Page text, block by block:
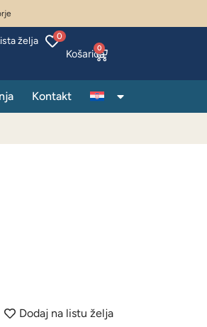
želja 0
0
Kontakt
Dodaj na listu želja